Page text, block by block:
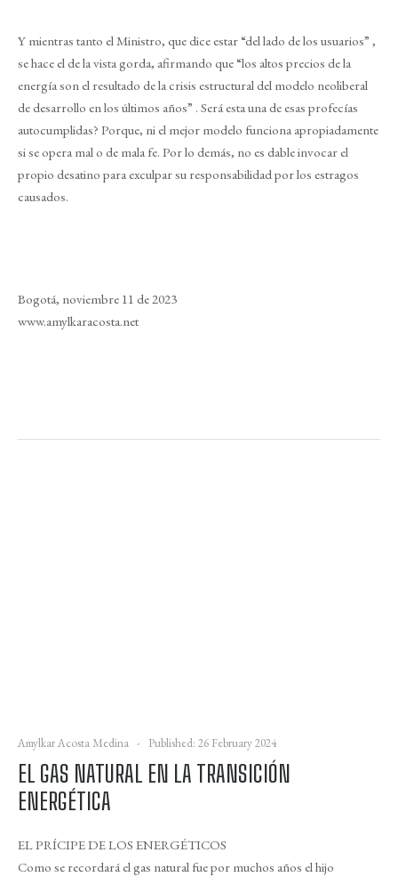
Y mientras tanto el Ministro, que dice estar “del lado de los usuarios” ,
se hace el de la vista gorda, afirmando que “los altos precios de la
energía son el resultado de la crisis estructural del modelo neoliberal
de desarrollo en los últimos años” . Será esta una de esas profecías
autocumplidas? Porque, ni el mejor modelo funciona apropiadamente
si se opera mal o de mala fe. Por lo demás, no es dable invocar el
propio desatino para exculpar su responsabilidad por los estragos
causados.
Bogotá, noviembre 11 de 2023
www.amylkaracosta.net
Amylkar Acosta Medina Published: 26 February 2024
EL GAS NATURAL EN LA TRANSICIÓN
ENERGÉTICA
EL PRÍCIPE DE LOS ENERGÉTICOS
Como se recordará el gas natural fue por muchos años el hijo